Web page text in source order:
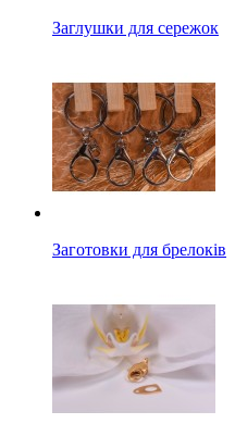
Заглушки для сережок
Заготовки для брелоків